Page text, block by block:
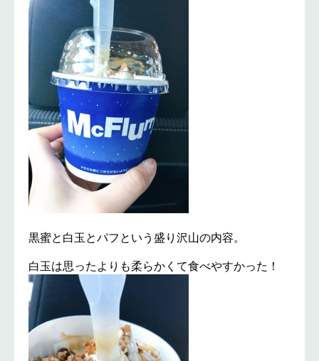
黒蜜と白玉とパフという盛り沢山の内容。
白玉は思ったよりも柔らかくて食べやすかった！